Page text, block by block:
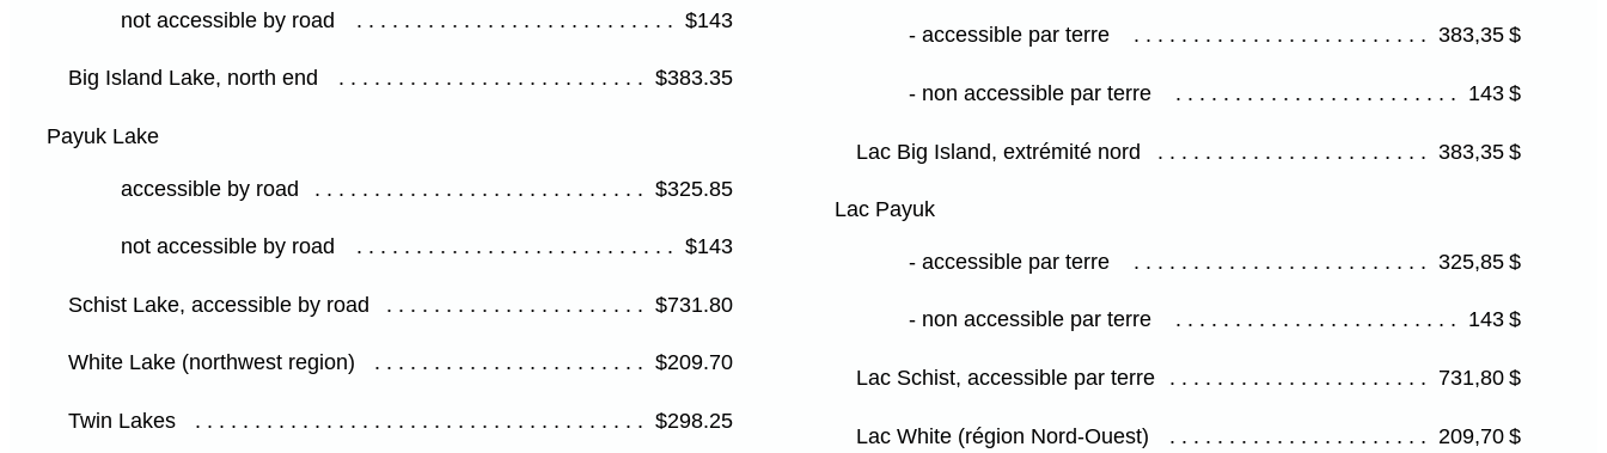
not accessible by road $143
Big Island Lake, north end $383.35
Payuk Lake
accessible by road $325.85
not accessible by road $143
Schist Lake, accessible by road $731.80
White Lake (northwest region) $209.70
Twin Lakes $298.25
- accessible par terre 383,35 $
- non accessible par terre 143 $
Lac Big Island, extrémité nord 383,35 $
Lac Payuk
- accessible par terre 325,85 $
- non accessible par terre 143 $
Lac Schist, accessible par terre 731,80 $
Lac White (région Nord-Ouest) 209,70 $